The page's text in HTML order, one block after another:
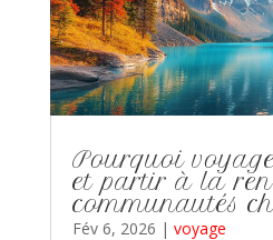
Pourquoi
et partir à la
communautés
Fév 6, 2026 | voyage